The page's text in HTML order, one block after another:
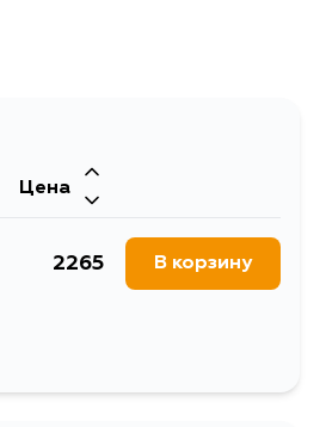
Цена
2265 В корзину